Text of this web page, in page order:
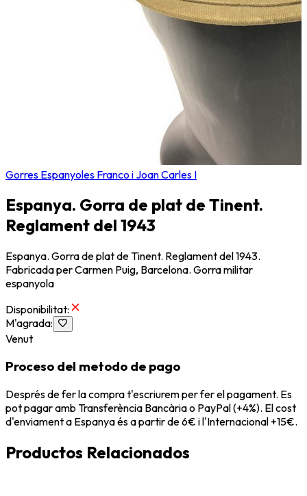
Gorres Espanyoles Franco i Joan Carles I
Espanya. Gorra de plat de Tinent.
Reglament del 1943
Espanya. Gorra de plat de Tinent. Reglament del 1943.
Fabricada per Carmen Puig, Barcelona. Gorra militar
espanyola
Disponibilitat:
M'agrada:
Venut
Proceso del metodo de pago
Després de fer la compra t'escriurem per fer el pagament. Es
pot pagar amb Transferència Bancària o PayPal (+4%). El cost
d'enviament a Espanya és a partir de 6€ i l'Internacional +15€.
Productos Relacionados